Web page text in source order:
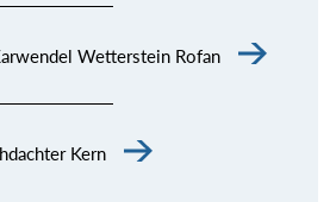
Wetterstein Rofan
Kern